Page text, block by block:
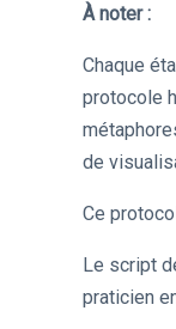
À noter :
Chaque
protocole
de
Ce
Le script
praticien